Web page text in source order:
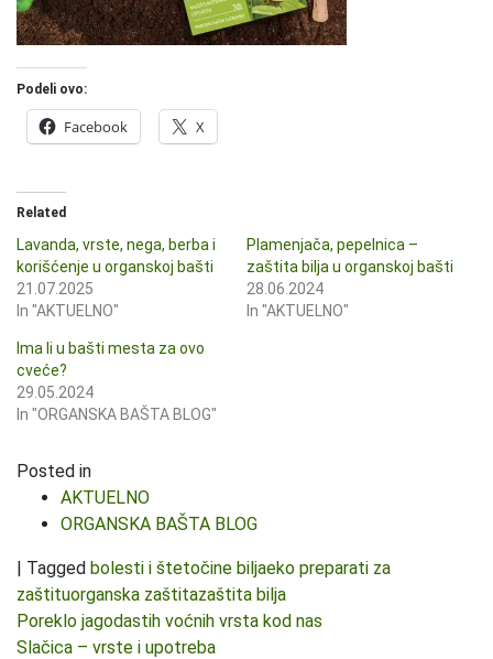
Podeli ovo:
Facebook X
Related
Lavanda, vrste, nega, berba i
korišćenje u organskoj bašti
21.07.2025
In "AKTUELNO"
Plamenjača, pepelnica –
zaštita bilja u organskoj bašti
28.06.2024
In "AKTUELNO"
Ima li u bašti mesta za ovo
cveće?
29.05.2024
In "ORGANSKA BAŠTA BLOG"
Posted in
AKTUELNO
ORGANSKA BAŠTA BLOG
| Tagged bolesti i štetočine biljaeko preparati za
zaštituorganska zaštitazaštita bilja
Kretanje članka
Poreklo jagodastih voćnih vrsta kod nas
Slačica – vrste i upotreba